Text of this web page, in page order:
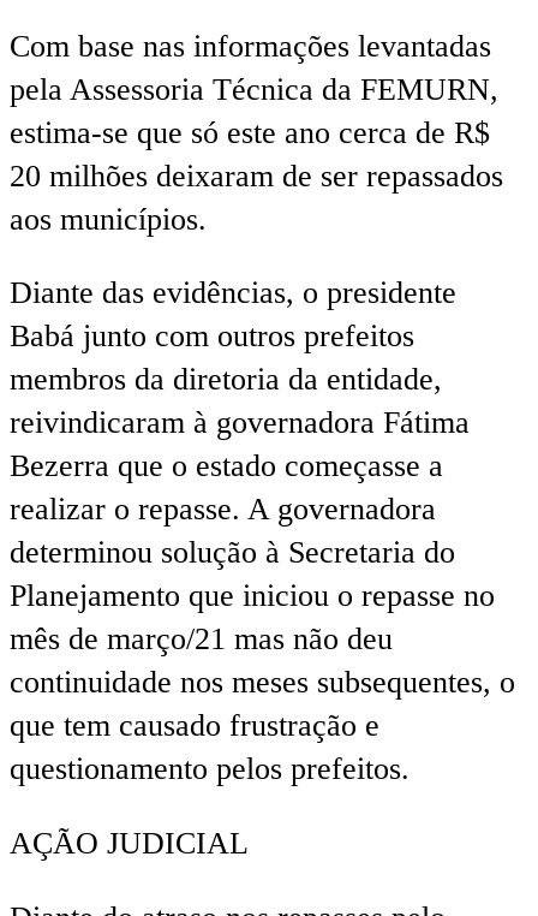
Com base nas informações levantadas
pela Assessoria Técnica da FEMURN,
estima-se que só este ano cerca de R$
20 milhões deixaram de ser repassados
aos municípios.
Diante das evidências, o presidente
Babá junto com outros prefeitos
membros da diretoria da entidade,
reivindicaram à governadora Fátima
Bezerra que o estado começasse a
realizar o repasse. A governadora
determinou solução à Secretaria do
Planejamento que iniciou o repasse no
mês de março/21 mas não deu
continuidade nos meses subsequentes, o
que tem causado frustração e
questionamento pelos prefeitos.
AÇÃO JUDICIAL